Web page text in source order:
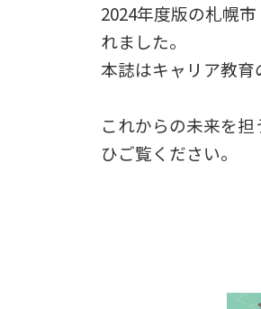
2024年度版の札幌
れました。
本誌はキャリア教育
これからの未来を
ひご覧ください。